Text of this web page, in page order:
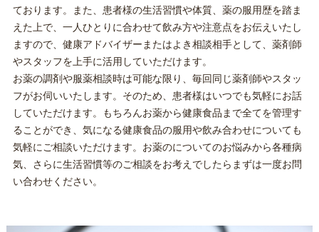
ております。また、患者様の生活習慣や体質、薬の服用歴を踏ま
えた上で、一人ひとりに合わせて飲み方や注意点をお伝えいたし
ますので、健康アドバイザーまたはよき相談相手として、薬剤師
やスタッフを上手に活用していただけます。
お薬の調剤や服薬相談時は可能な限り、毎回同じ薬剤師やスタッ
フがお伺いいたします。そのため、患者様はいつでも気軽にお話
していただけます。もちろんお薬から健康食品まで全てを管理す
ることができ、気になる健康食品の服用や飲み合わせについても
気軽にご相談いただけます。お薬のについてのお悩みから各種病
気、さらに生活習慣等のご相談をお考えでしたらまずは一度お問
い合わせください。